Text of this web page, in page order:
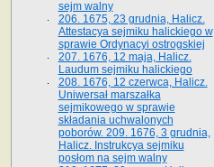
sejm walny
206. 1675, 23 grudnia, Halicz.
Attestacya sejmiku halickiego w
sprawie Ordynacyi ostrogskiej
207. 1676, 12 maja, Halicz.
Laudum sejmiku halickiego
208. 1676, 12 czerwca, Halicz.
Uniwersał marszałka
sejmikowego w sprawie
składania uchwalonych
poborów. 209. 1676, 3 grudnia,
Halicz. Instrukcya sejmiku
posłom na sejm walny